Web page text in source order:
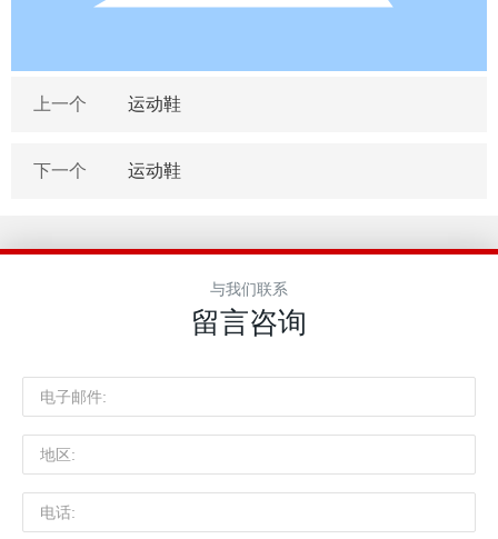
上一个 运动鞋
下一个 运动鞋
与我们联系
留言咨询